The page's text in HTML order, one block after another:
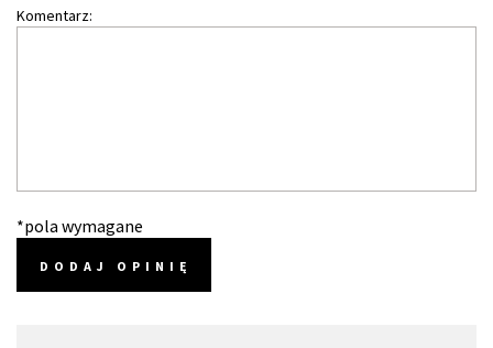
Komentarz:
*pola wymagane
DODAJ OPINIĘ